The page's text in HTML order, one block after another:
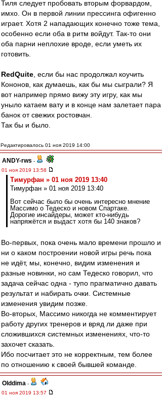
Тиля следует пробовать вторым форвардом,
имхо. Он в первой линии прессинга офигенно
играет. Хотя 2 нападающих конечно тоже тема,
особенно если оба в ритм войдут. Так-то они
оба парни неплохие вроде, если уметь их
готовить.
RedQuite , если бы нас продолжал коучить
Кононов, как думаешь, как бы мы сыграли? Я
вот например прямо вижу эту игру, как мы
уныло катаем вату и в конце нам залетает пара
банок от свежих ростовчан.
Так бы и было.
Редактировалось 01 ноя 2019 14:00
ANDY-rws -
01 ноя 2019 13:58
Тимурфан » 01 ноя 2019 13:40
Тимурфан » 01 ноя 2019 13:40
Вот сейчас было бы очень интересно мнение
Массимо о Тедеско и новом Спартаке.
Дорогие инсайдеры, может кто-нибудь
напряжётся и выдаст хотя бы 140 знаков?
Во-первых, пока очень мало времени прошло и
ни о каком построении новой игры речь пока
не идёт, мы, конечно, видим изменения и
разные новинки, но сам Тедеско говорил, что
задача сейчас одна - тупо прагматично давать
результат и набирать очки. Системные
изменения увидим позже.
Во-вторых, Массимо никогда не комментирует
работу других тренеров и вряд ли даже при
сложившихся системных изменениях, что-то
захочет сказать.
Ибо посчитает это не корректным, тем более
по отношению к своей бывшей команде.
Olddima -
01 ноя 2019 13:57